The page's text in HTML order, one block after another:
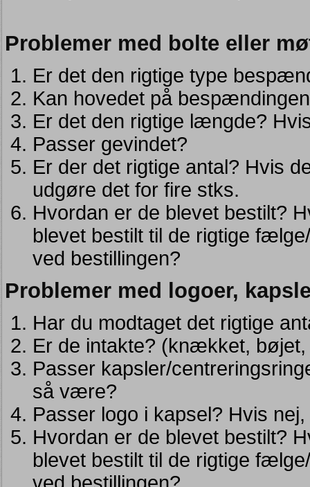
Problemer med bolte eller
Er det den rigtige type
Kan hovedet på
Er det den rigtige længde?
Passer gevindet?
Er der det rigtige antal? Hvis
udgøre det for fire stks.
Hvordan er de blevet bestilt?
blevet bestilt til de rigtige
ved bestillingen?
Problemer med logoer,
Har du modtaget det rigtige
Er de intakte? (knækket,
Passer kapsler/
så være?
Passer logo i kapsel? Hvis
Hvordan er de blevet bestilt?
blevet bestilt til de rigtige